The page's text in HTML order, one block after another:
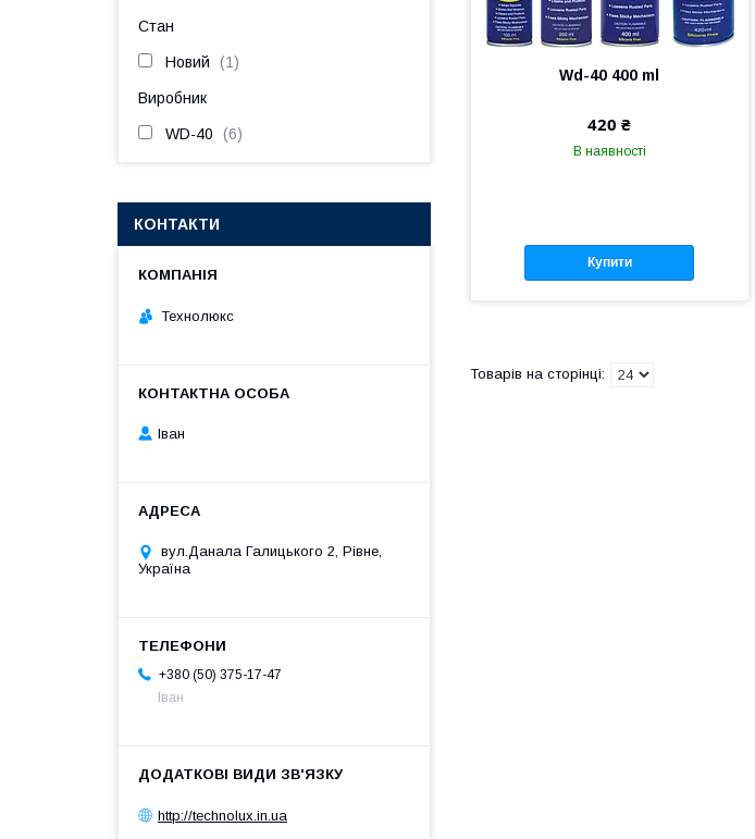
Wd-40 400 ml
420 ₴
В наявності
Купити
Стан
Новий 1
Виробник
WD-40 6
КОНТАКТИ
Технолюкс
Іван
вул.Данала Галицького 2, Рівне,
Україна
+380 (50) 375-17-47
Іван
http://technolux.in.ua